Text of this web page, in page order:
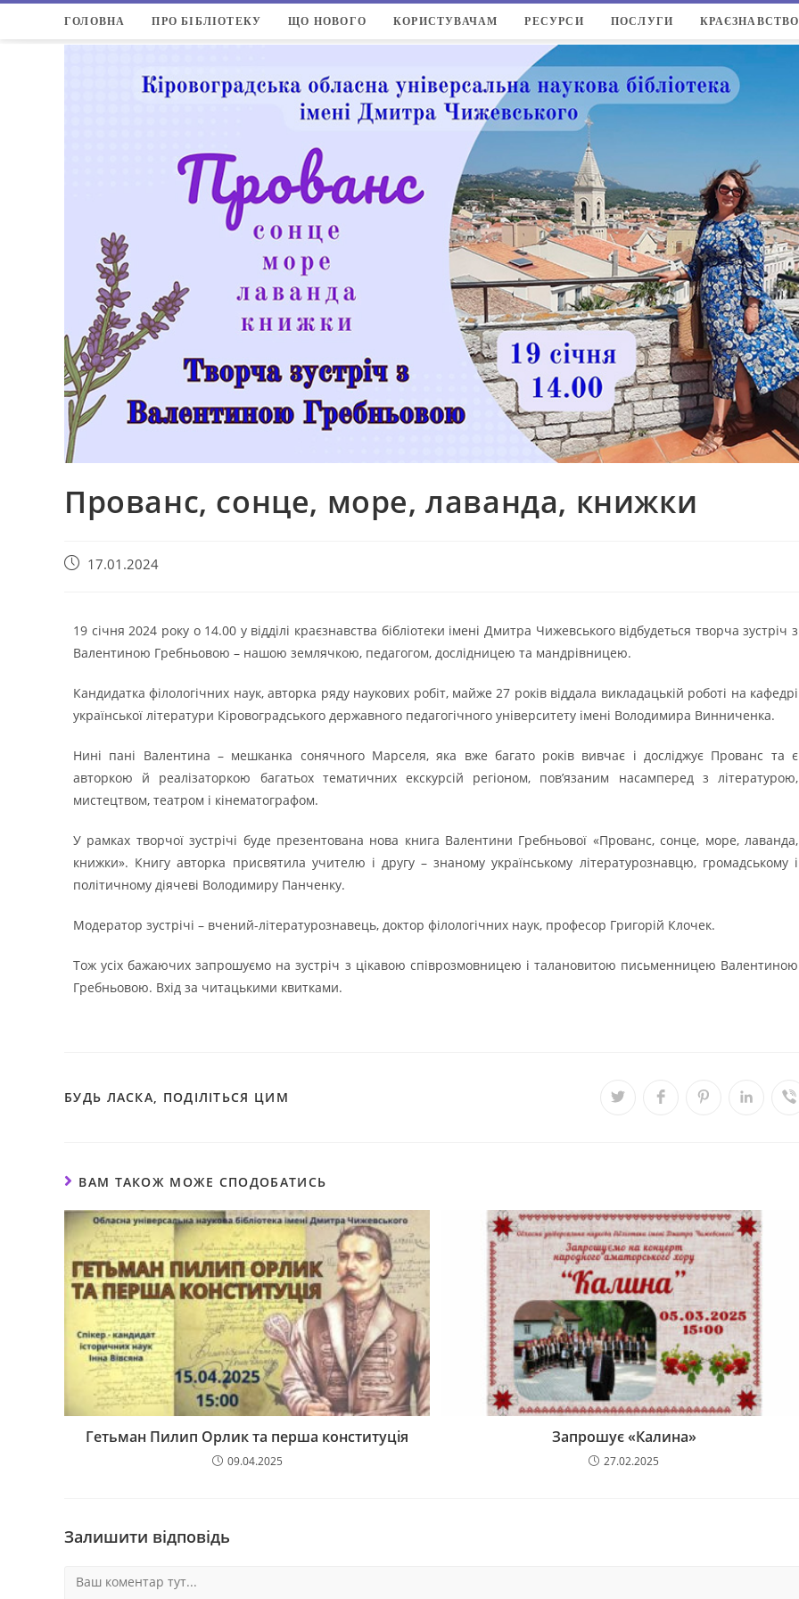
ГОЛОВНА ПРО БІБЛІОТЕКУ ЩО НОВОГО КОРИСТУВАЧАМ РЕСУРСИ ПОСЛУГИ КРАЄЗНАВСТВО
Прованс, сонце, море, лаванда, книжки
17.01.2024
19 січня 2024 року о 14.00 у відділі краєзнавства бібліотеки імені Дмитра Чижевського відбудеться творча зустріч з
Валентиною Гребньовою – нашою землячкою, педагогом, дослідницею та мандрівницею.
Кандидатка філологічних наук, авторка ряду наукових робіт, майже 27 років віддала викладацькій роботі на кафедрі
української літератури Кіровоградського державного педагогічного університету імені Володимира Винниченка.
Нині пані Валентина – мешканка сонячного Марселя, яка вже багато років вивчає і досліджує Прованс та є
авторкою й реалізаторкою багатьох тематичних екскурсій регіоном, пов’язаним насамперед з літературою,
мистецтвом, театром і кінематографом.
У рамках творчої зустрічі буде презентована нова книга Валентини Гребньової «Прованс, сонце, море, лаванда,
книжки». Книгу авторка присвятила учителю і другу – знаному українському літературознавцю, громадському і
політичному діячеві Володимиру Панченку.
Модератор зустрічі – вчений-літературознавець, доктор філологічних наук, професор Григорій Клочек.
Тож усіх бажаючих запрошуємо на зустріч з цікавою співрозмовницею і талановитою письменницею Валентиною
Гребньовою. Вхід за читацькими квитками.
БУДЬ ЛАСКА, ПОДІЛІТЬСЯ ЦИМ
ВАМ ТАКОЖ МОЖЕ СПОДОБАТИСЬ
Гетьман Пилип Орлик та перша конституція
09.04.2025
Запрошує «Калина»
27.02.2025
Залишити відповідь